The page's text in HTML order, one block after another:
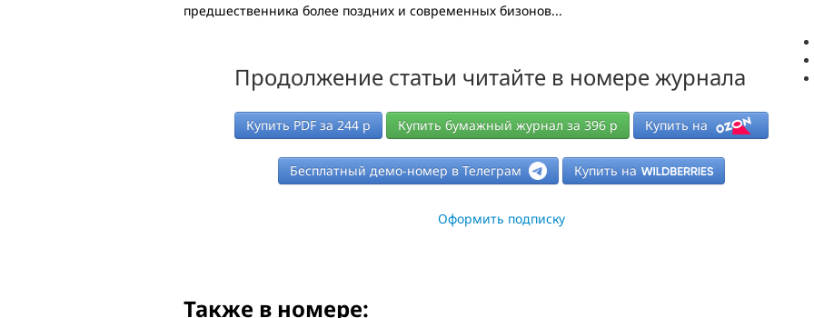
предшественника более поздних и современных бизонов...
Продолжение статьи читайте в номере журнала
Купить PDF за 244 р Купить бумажный журнал за 396 р Купить на
Бесплатный демо-номер в Телеграм Купить на
Оформить подписку
Также в номере: